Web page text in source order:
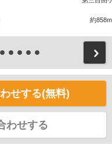
約
せする(無料)
わせする